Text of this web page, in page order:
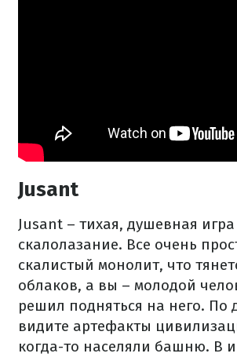
Jusant
Jusant – тихая, душевная
скалолазание. Все очень
скалистый монолит, что
облаков, а вы – молодой
решил подняться на него. По
видите артефакты
когда-то населяли башню. В